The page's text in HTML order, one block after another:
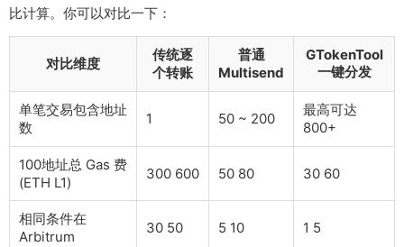
比计算。你可以对比一下：
对比维度
传统逐
个转账
普通
Multisend
GTokenTool
一键分发
单笔交易包含地址
数
1 50 ~ 200
最高可达
800+
100地址总 Gas 费
(ETH L1)
300 600 50 80 30 60
相同条件在
Arbitrum
30 50 5 10 1 5